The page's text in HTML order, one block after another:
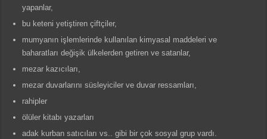
yapanlar,
bu keteni yetiştiren çiftçiler,
mumyanın işlemlerinde kullanılan kimyasal maddeleri ve
baharatları değişik ülkelerden getiren ve satanlar,
mezar kazıcıları,
mezar duvarlarını süsleyiciler ve duvar ressamları,
rahipler
ölüler kitabı yazarları
adak kurban satıcıları vs.. gibi bir çok sosyal grup vardı.